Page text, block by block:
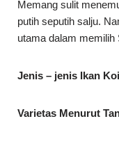
Memang sulit
putih seputih salju.
utama dalam memilih
Jenis – jenis Ikan
Varietas Menurut